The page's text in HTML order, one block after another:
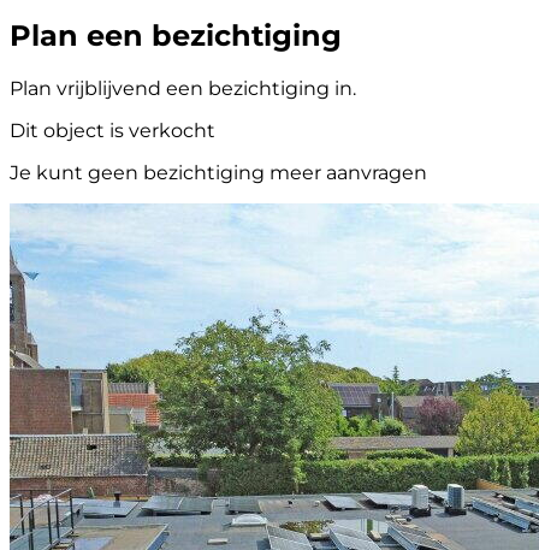
Plan een bezichtiging
Plan vrijblijvend een bezichtiging in.
Dit object is verkocht
Je kunt geen bezichtiging meer aanvragen